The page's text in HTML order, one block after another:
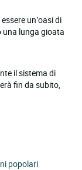
un’oasi di
lunga gioata
il sistema di
fin da subito,
popolari